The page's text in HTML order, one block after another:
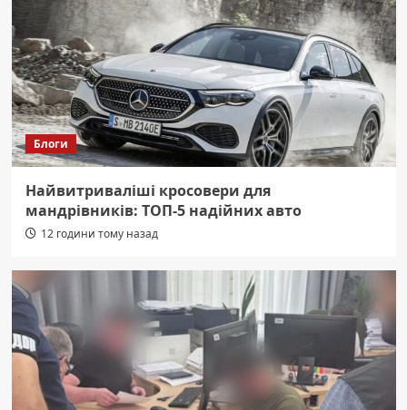
Блоги
Найвитриваліші кросовери для
мандрівників: ТОП-5 надійних авто
12 години тому назад